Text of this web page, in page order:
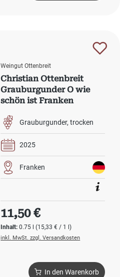
Weingut Ottenbreit
Christian Ottenbreit
Grauburgunder O wie
schön ist Franken
Grauburgunder trocken
2025
Franken
Inhalt:0.75 l(15,33 € / 1 l)
Regulärer Preis:
11,50 €
inkl. MwSt. zzgl. Versandkosten
In den Warenkorb